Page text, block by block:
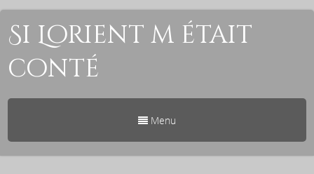
Si Lorient m était
conté
Menu